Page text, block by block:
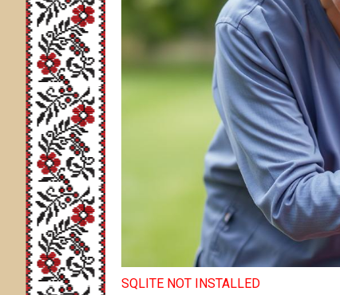
SQLITE NOT INSTALLED